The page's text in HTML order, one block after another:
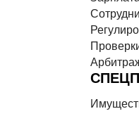
Разъяснения Минтруда и
СЕРВИСЫ ДЛЯ